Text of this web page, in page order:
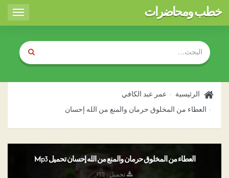
Toggle
خطب ومحاضرات
الرئيسية عمر عبد الكافي
العطاء من المخلوق حرمان والمنع من الله إحسان
العطاء من المخلوق حرمان والمنع من الله إحسان تحميل Mp3
تحميل : 152